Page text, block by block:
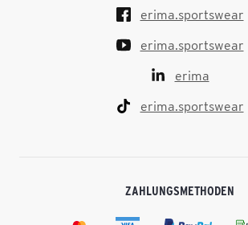
erima.sportswear
erima.sportswear
erima
erima.sportswear
ZAHLUNGSMETHODEN